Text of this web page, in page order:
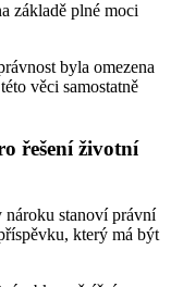
základě plné moci
byla omezena
věci samostatně
řešení životní
nároku stanoví právní
který má být